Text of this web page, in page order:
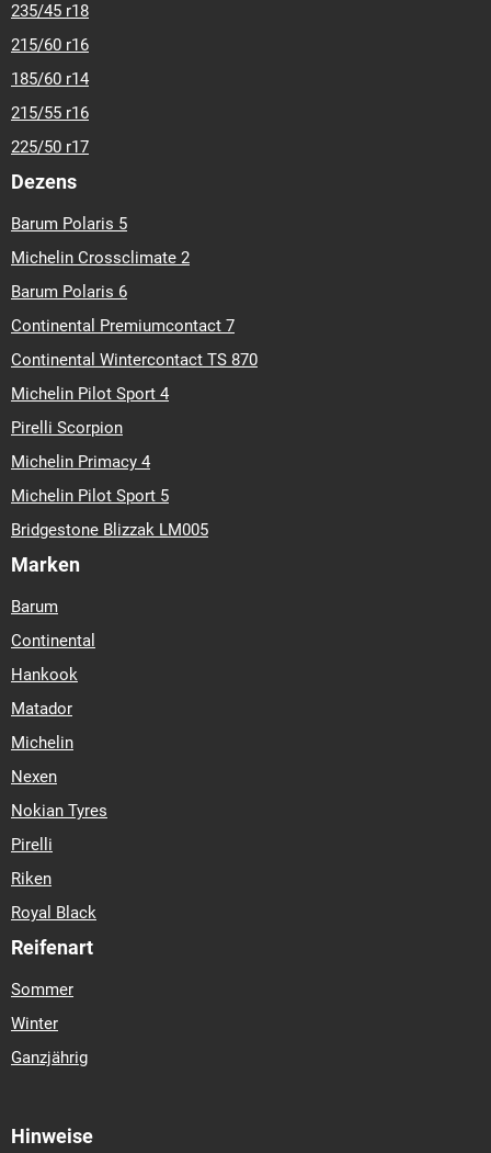
235/45 r18
215/60 r16
185/60 r14
215/55 r16
225/50 r17
Dezens
Barum Polaris 5
Michelin Crossclimate 2
Barum Polaris 6
Continental Premiumcontact 7
Continental Wintercontact TS 870
Michelin Pilot Sport 4
Pirelli Scorpion
Michelin Primacy 4
Michelin Pilot Sport 5
Bridgestone Blizzak LM005
Marken
Barum
Continental
Hankook
Matador
Michelin
Nexen
Nokian Tyres
Pirelli
Riken
Royal Black
Reifenart
Sommer
Winter
Ganzjährig
Hinweise